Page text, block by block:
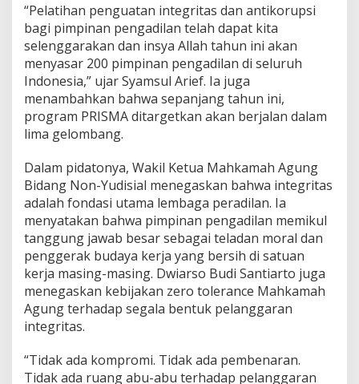
“Pelatihan penguatan integritas dan antikorupsi
bagi pimpinan pengadilan telah dapat kita
selenggarakan dan insya Allah tahun ini akan
menyasar 200 pimpinan pengadilan di seluruh
Indonesia,” ujar Syamsul Arief. Ia juga
menambahkan bahwa sepanjang tahun ini,
program PRISMA ditargetkan akan berjalan dalam
lima gelombang.
Dalam pidatonya, Wakil Ketua Mahkamah Agung
Bidang Non-Yudisial menegaskan bahwa integritas
adalah fondasi utama lembaga peradilan. Ia
menyatakan bahwa pimpinan pengadilan memikul
tanggung jawab besar sebagai teladan moral dan
penggerak budaya kerja yang bersih di satuan
kerja masing-masing. Dwiarso Budi Santiarto juga
menegaskan kebijakan zero tolerance Mahkamah
Agung terhadap segala bentuk pelanggaran
integritas.
“Tidak ada kompromi. Tidak ada pembenaran.
Tidak ada ruang abu-abu terhadap pelanggaran